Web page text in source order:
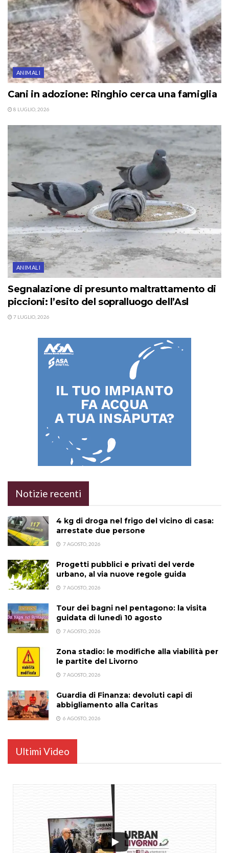
ANIMALI
Cani in adozione: Ringhio cerca una famiglia
8 LUGLIO, 2026
ANIMALI
Segnalazione di presunto maltrattamento di
piccioni: l’esito del sopralluogo dell’Asl
7 LUGLIO, 2026
Notizie recenti
4 kg di droga nel frigo del vicino di casa:
arrestate due persone
7 AGOSTO, 2026
Progetti pubblici e privati del verde
urbano, al via nuove regole guida
7 AGOSTO, 2026
Tour dei bagni nel pentagono: la visita
guidata di lunedì 10 agosto
7 AGOSTO, 2026
Zona stadio: le modifiche alla viabilità per
le partite del Livorno
7 AGOSTO, 2026
Guardia di Finanza: devoluti capi di
abbigliamento alla Caritas
6 AGOSTO, 2026
Ultimi Video